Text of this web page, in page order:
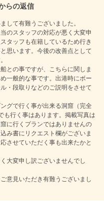
らの返信
して有難うございました。
のスタッフの対応が悪く大変申
タッフも在籍しているため行き
思います。今後の改善点として
との事ですが、こちらに関しま
一般的な事です。出港時にボー
・段取りなどのご説明をさせて
グで行く事が出来る洞窟（完全
も行く事はあります。掲載写真は
に行くプランではありませんの
み書にリクエスト欄がございま
させていただく事も出来たかと
大変申し訳ございませんでし
意見いただき有難うございまし